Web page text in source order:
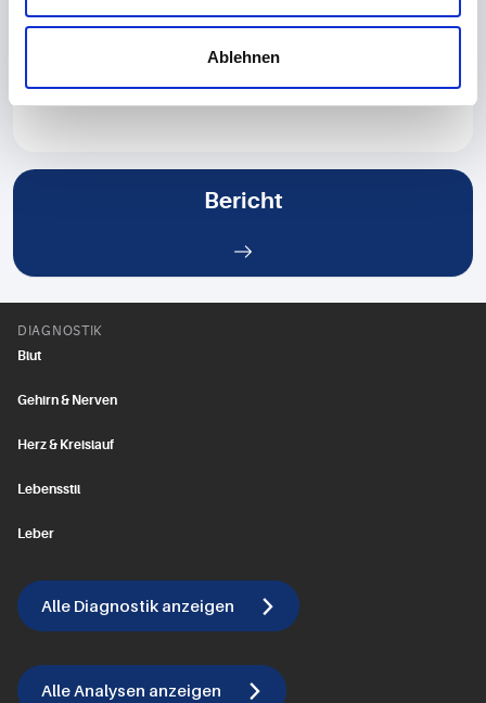
Ablehnen
BR393 CYP2C19-Genotypisierung
Bericht
DIAGNOSTIK
Blut
Gehirn & Nerven
Herz & Kreislauf
Lebensstil
Leber
Alle Diagnostik anzeigen
Alle Analysen anzeigen